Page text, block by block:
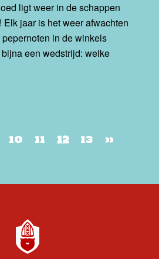
ligt weer in de schappen
Elk jaar is het weer afwachten
in de winkels
een wedstrijd: welke
10 11 12 13 »